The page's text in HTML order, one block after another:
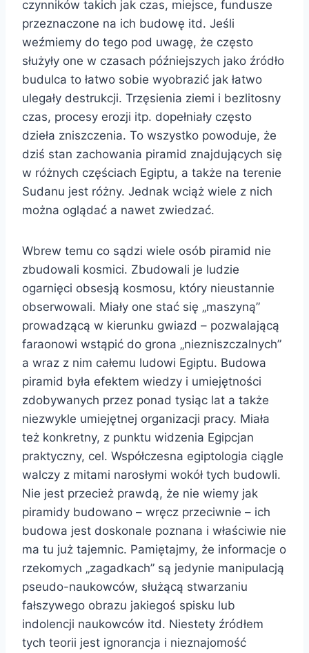
czynników takich jak czas, miejsce, fundusze
przeznaczone na ich budowę itd. Jeśli
weźmiemy do tego pod uwagę, że często
służyły one w czasach późniejszych jako źródło
budulca to łatwo sobie wyobrazić jak łatwo
ulegały destrukcji. Trzęsienia ziemi i bezlitosny
czas, procesy erozji itp. dopełniały często
dzieła zniszczenia. To wszystko powoduje, że
dziś stan zachowania piramid znajdujących się
w różnych częściach Egiptu, a także na terenie
Sudanu jest różny. Jednak wciąż wiele z nich
można oglądać a nawet zwiedzać.
Wbrew temu co sądzi wiele osób piramid nie
zbudowali kosmici. Zbudowali je ludzie
ogarnięci obsesją kosmosu, który nieustannie
obserwowali. Miały one stać się „maszyną”
prowadzącą w kierunku gwiazd – pozwalającą
faraonowi wstąpić do grona „niezniszczalnych”
a wraz z nim całemu ludowi Egiptu. Budowa
piramid była efektem wiedzy i umiejętności
zdobywanych przez ponad tysiąc lat a także
niezwykle umiejętnej organizacji pracy. Miała
też konkretny, z punktu widzenia Egipcjan
praktyczny, cel. Współczesna egiptologia ciągle
walczy z mitami narosłymi wokół tych budowli.
Nie jest przecież prawdą, że nie wiemy jak
piramidy budowano – wręcz przeciwnie – ich
budowa jest doskonale poznana i właściwie nie
ma tu już tajemnic. Pamiętajmy, że informacje o
rzekomych „zagadkach” są jedynie manipulacją
pseudo-naukowców, służącą stwarzaniu
fałszywego obrazu jakiegoś spisku lub
indolencji naukowców itd. Niestety źródłem
tych teorii jest ignorancja i nieznajomość